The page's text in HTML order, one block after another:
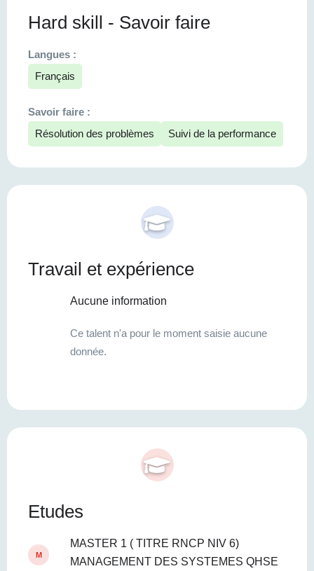
Hard skill - Savoir faire
Langues :
Français
Savoir faire :
Résolution des problèmes
Suivi de la performance
Travail et expérience
Aucune information
Ce talent n'a pour le moment saisie aucune
donnée.
Etudes
M
MASTER 1 ( TITRE RNCP NIV 6)
MANAGEMENT DES SYSTEMES QHSE